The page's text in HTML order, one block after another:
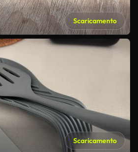
Scaricamento
Scaricamento